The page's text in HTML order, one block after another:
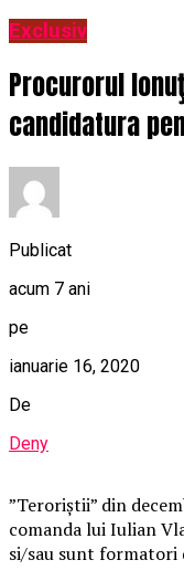
Exclusiv
Procurorul
candidatura
Publicat
acum 7 ani
pe
ianuarie 16, 2020
De
Deny
”Teroriștii” din
comanda lui Iulian
si/sau sunt formatori